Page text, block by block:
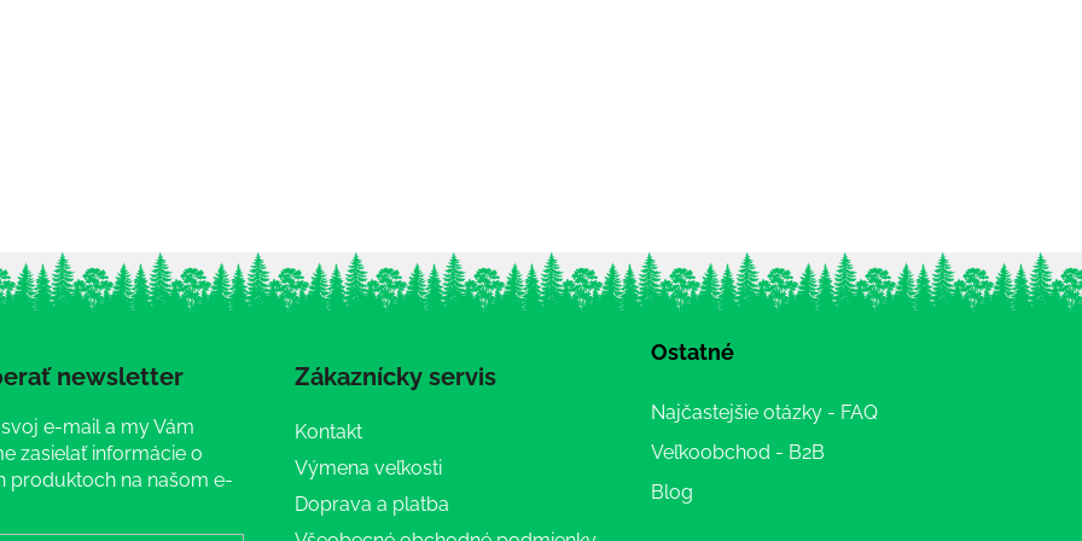
newsletter
e-mail a my Vám
zasielať informácie o
produktoch na našom e-
Zákaznícky servis
Kontakt
Výmena veľkosti
Doprava a platba
Ostatné
Najčastejšie otázky - FAQ
Veľkoobchod - B2B
Blog